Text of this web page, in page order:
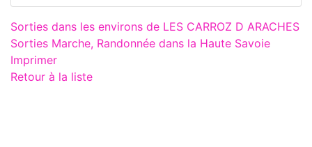
Sorties dans les environs de LES CARROZ D ARACHES
Sorties Marche, Randonnée dans la Haute Savoie
Imprimer
Retour à la liste